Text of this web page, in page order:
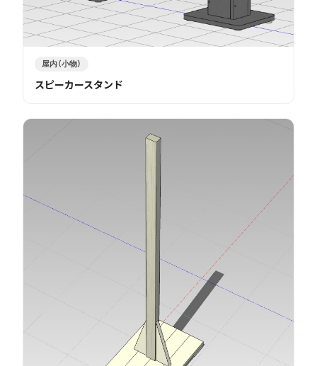
屋内（小物）
スピーカースタンド